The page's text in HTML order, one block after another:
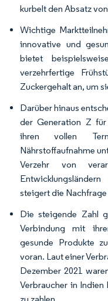
kurbelt den Absatz
Wichtige
innovative und
bietet
verzehrfertige
Zuckergehalt an, um
Darüber hinaus
der Generation Z für
ihren vollen
Nährstoffaufnahme
Verzehr von
steigert die
Die steigende Zahl
Verbindung mit
gesunde Produkte
voran. Laut einer
Dezember 2021
Verbraucher in